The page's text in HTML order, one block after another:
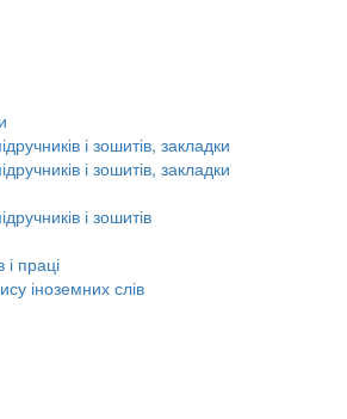
і зошитів, закладки
і зошитів, закладки
і зошитів
праці
іноземних слів